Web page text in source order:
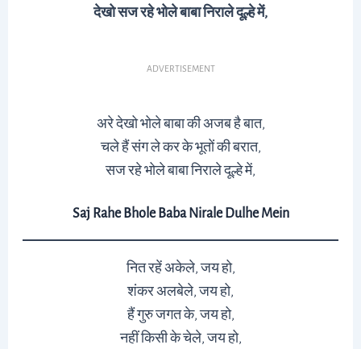
देखोसज रहे भोले बाबा निराले दूल्हे में,
ADVERTISEMENT
अरे देखो भोले बाबा की अजब है बात,
चले हैं संग ले कर के भूतों की बरात,
सज रहे भोले बाबा निराले दूल्हे में,
Saj Rahe Bhole Baba Nirale Dulhe Mein
नित रहें अकेले, जय हो,
शंकर अलबेले, जय हो,
हैं गुरु जगत के, जय हो,
नहीं किसी के चेले, जय हो,